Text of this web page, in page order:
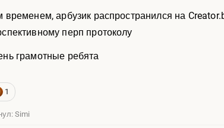
временем, арбузик распространился на
перп протоколу
грамотные ребята
1
Simi